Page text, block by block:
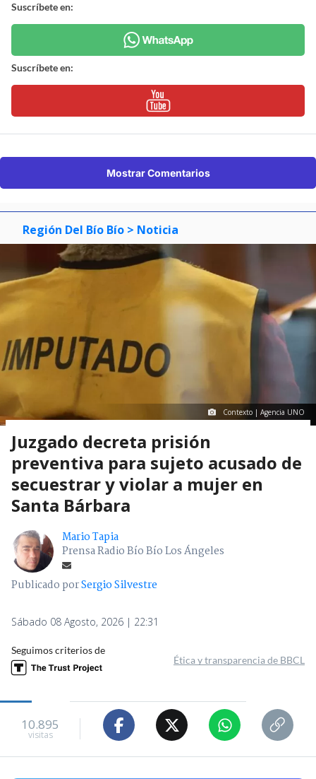
Suscríbete en:
Suscríbete en:
Mostrar Comentarios
Región Del Bío Bío > Noticia
Contexto | Agencia UNO
Juzgado decreta prisión
preventiva para sujeto acusado de
secuestrar y violar a mujer en
Santa Bárbara
Mario Tapia
Prensa Radio Bío Bío Los Ángeles
Publicado porSergio Silvestre
Sábado 08 Agosto, 2026 | 22:31
Seguimos criterios de
Ética y transparencia de BBCL
10.895
visitas